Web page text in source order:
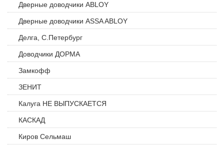
Дверные доводчики ABLOY
Дверные доводчики ASSA ABLOY
Делга, С.Петербург
Доводчики ДОРМА
Замкофф
ЗЕНИТ
Калуга НЕ ВЫПУСКАЕТСЯ
КАСКАД
Киров Сельмаш